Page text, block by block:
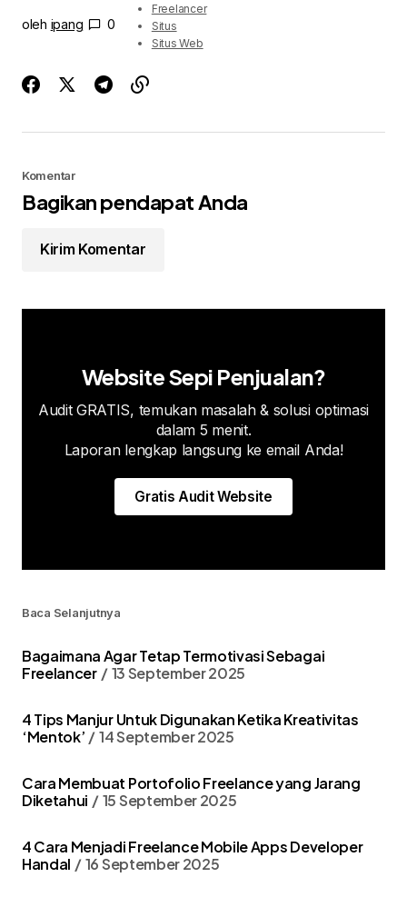
oleh ipang 0
Freelancer
Situs
Situs Web
Komentar
Bagikan pendapat Anda
Kirim Komentar
Website Sepi Penjualan?
Audit GRATIS, temukan masalah & solusi optimasi
dalam 5 menit.
Laporan lengkap langsung ke email Anda!
Gratis Audit Website
Baca Selanjutnya
Bagaimana Agar Tetap Termotivasi Sebagai
Freelancer
13 September 2025
4 Tips Manjur Untuk Digunakan Ketika Kreativitas
‘Mentok’
14 September 2025
Cara Membuat Portofolio Freelance yang Jarang
Diketahui
15 September 2025
4 Cara Menjadi Freelance Mobile Apps Developer
Handal
16 September 2025